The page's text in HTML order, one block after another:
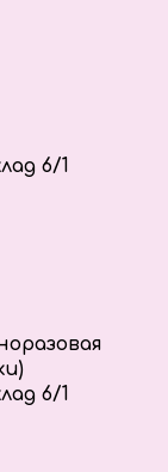
6/1
6/1